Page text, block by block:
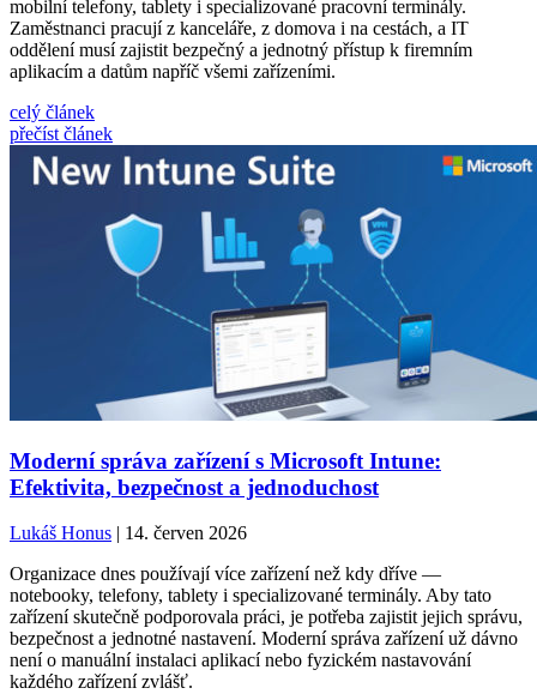
mobilní telefony, tablety i specializované pracovní terminály.
Zaměstnanci pracují z kanceláře, z domova i na cestách, a IT
oddělení musí zajistit bezpečný a jednotný přístup k firemním
aplikacím a datům napříč všemi zařízeními.
celý článek
přečíst článek
Moderní správa zařízení s Microsoft Intune:
Efektivita, bezpečnost a jednoduchost
Lukáš Honus | 14. červen 2026
Organizace dnes používají více zařízení než kdy dříve —
notebooky, telefony, tablety i specializované terminály. Aby tato
zařízení skutečně podporovala práci, je potřeba zajistit jejich správu,
bezpečnost a jednotné nastavení. Moderní správa zařízení už dávno
není o manuální instalaci aplikací nebo fyzickém nastavování
každého zařízení zvlášť.